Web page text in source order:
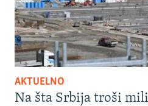
AKTUELNO
Na šta Srbija troši